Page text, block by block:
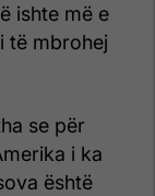
ishte më e
të mbrohej
se për
i ka
është